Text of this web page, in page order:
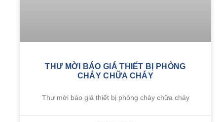
THƯ MỜI BÁO GIÁ THIẾT BỊ PHÒNG
CHÁY CHỮA CHÁY
Thư mời báo giá thiết bị phòng cháy chữa cháy